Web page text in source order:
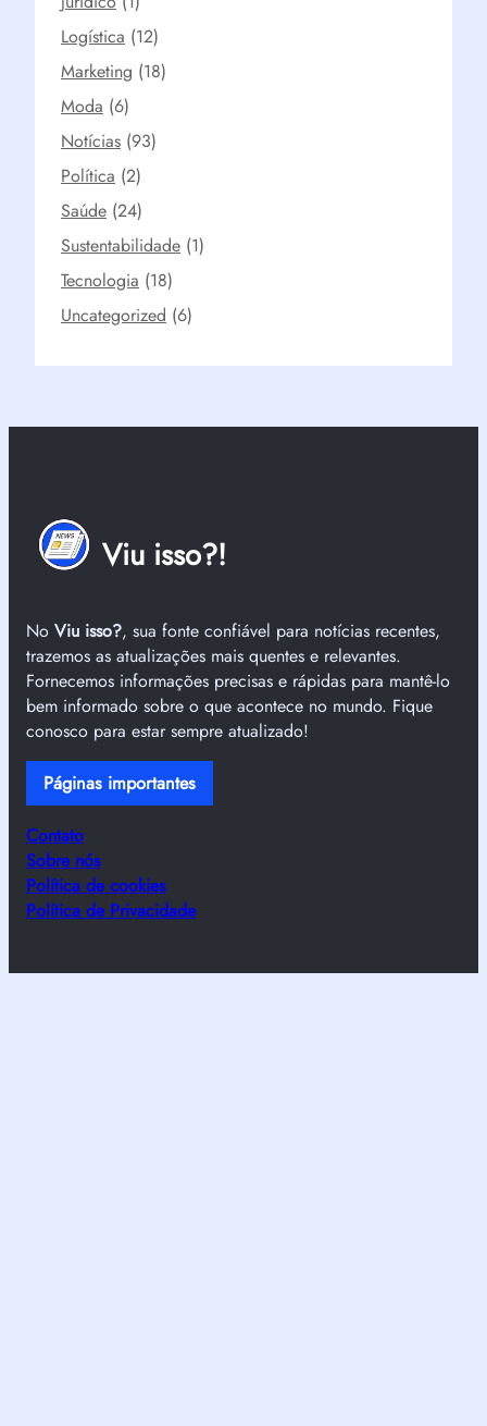
Logística (12)
Marketing (18)
Moda (6)
Notícias (93)
Política (2)
Saúde (24)
Sustentabilidade (1)
Tecnologia (18)
Uncategorized (6)
Viu isso?!
No Viu isso?, sua fonte confiável para notícias recentes,
trazemos as atualizações mais quentes e relevantes.
Fornecemos informações precisas e rápidas para mantê-lo
bem informado sobre o que acontece no mundo. Fique
conosco para estar sempre atualizado!
Páginas importantes
Contato
Sobre nós
Política de cookies
Política de Privacidade